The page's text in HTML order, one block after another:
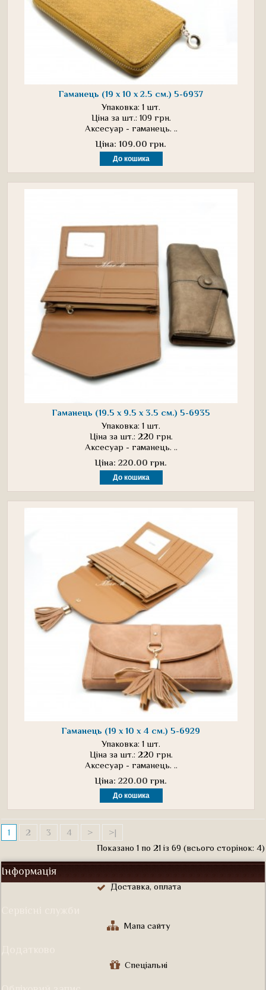
Гаманець (19 х 10 х 2.5 см.) 5-6937
Упаковка: 1 шт.
Ціна за шт.: 109 грн.
Аксесуар - гаманець. ..
Ціна: 109.00 грн.
Гаманець (19.5 х 9.5 х 3.5 см.) 5-6935
Упаковка: 1 шт.
Ціна за шт.: 220 грн.
Аксесуар - гаманець. ..
Ціна: 220.00 грн.
Гаманець (19 х 10 х 4 см.) 5-6929
Упаковка: 1 шт.
Ціна за шт.: 220 грн.
Аксесуар - гаманець. ..
Ціна: 220.00 грн.
1 2 3 4 >
>|
Показано 1 по 21 із 69 (всього сторінок: 4)
Інформація
Доставка, оплата
Мапа сайту
Спеціальні